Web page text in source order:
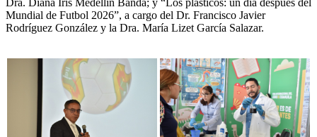
Mundial de Futbol 2026”, a cargo del Dr. Francisco Javier
Rodríguez González y la Dra. María Lizet García Salazar.